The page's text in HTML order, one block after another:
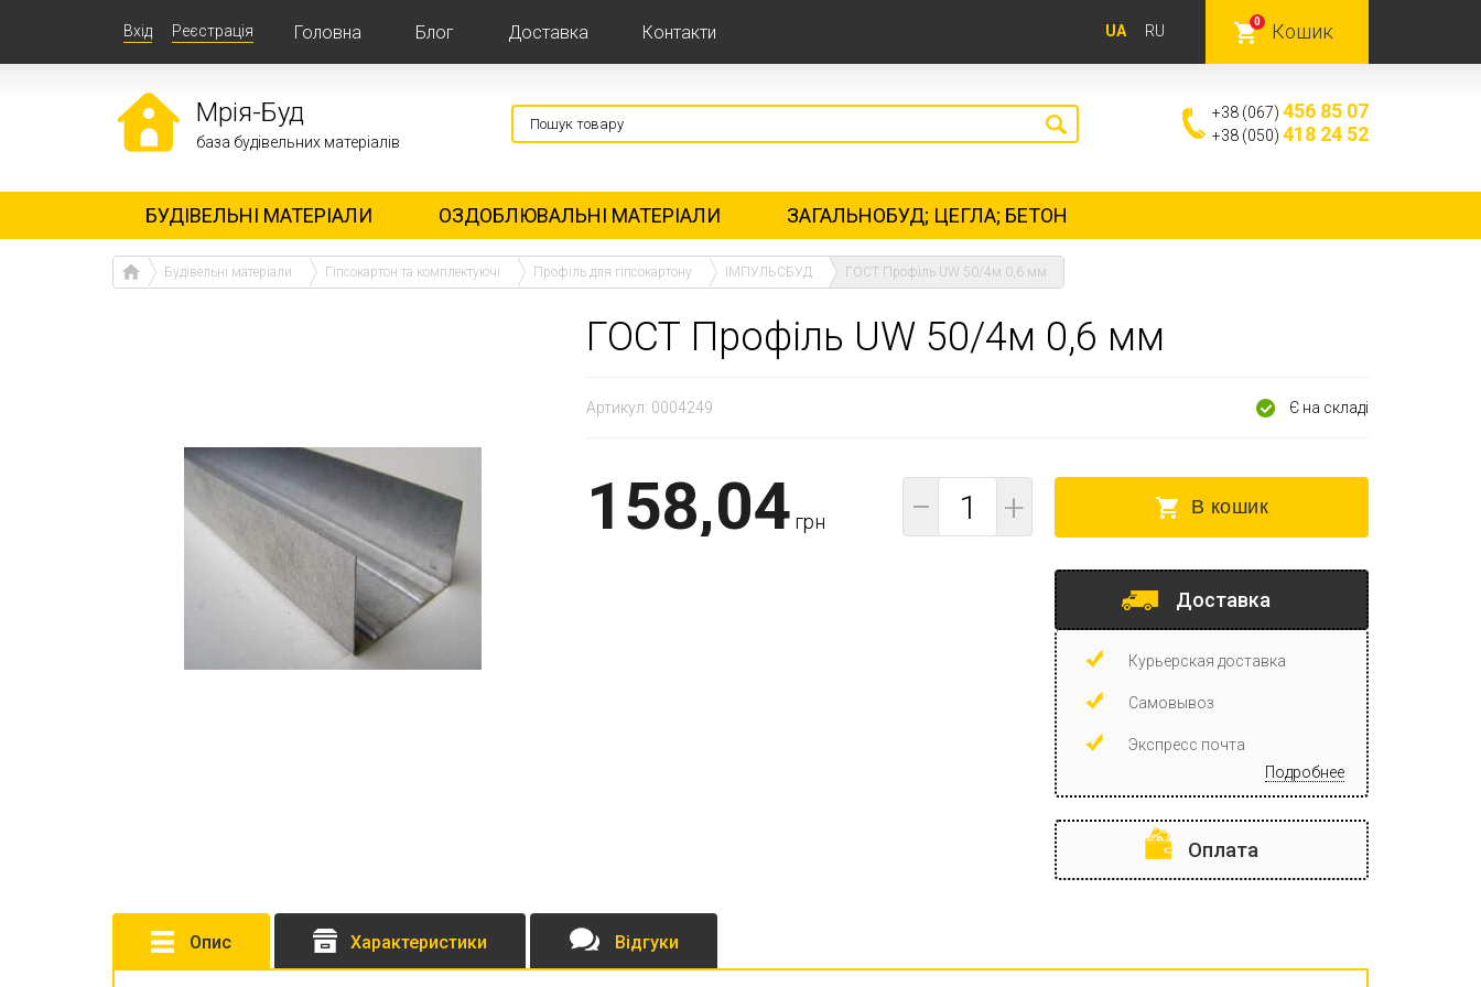
Кошик
0
UA RU
Вхід Реєстрація Головна Блог Доставка Контакти
Мрія-Буд
база будівельних матеріалів
+38 (067) 456 85 07
+38 (050) 418 24 52
БУДІВЕЛЬНІ МАТЕРІАЛИ ОЗДОБЛЮВАЛЬНІ МАТЕРІАЛИ ЗАГАЛЬНОБУД; ЦЕГЛА; БЕТОН
Будівельні матеріали Гіпсокартон та комплектуючі Профіль для гіпсокартону ІМПУЛЬСБУД ГОСТ Профіль UW 50/4м 0,6 мм
ГОСТ Профіль UW 50/4м 0,6 мм
Артикул: 0004249 Є на складі
158,04 грн − + В кошик
Доставка
Курьерская доставка
Самовывоз
Экспресс почта
Подробнее
Оплата
Опис Характеристики Відгуки